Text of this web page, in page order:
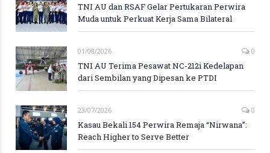
TNI AU dan RSAF Gelar Pertukaran Perwira
Muda untuk Perkuat Kerja Sama Bilateral
01/08/2026 0
TNI AU Terima Pesawat NC-212i Kedelapan
dari Sembilan yang Dipesan ke PTDI
23/07/2026 0
Kasau Bekali 154 Perwira Remaja “Nirwana”:
Reach Higher to Serve Better